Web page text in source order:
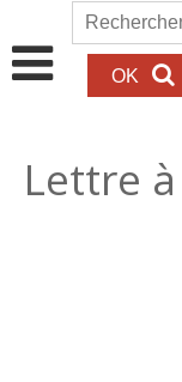
Aller au contenu
Rechercher
Lettre